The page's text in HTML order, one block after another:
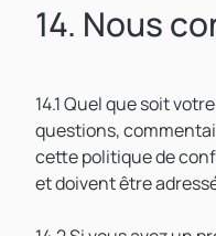
14. Nous
14.1 Quel que soit
questions,
cette politique de
et doivent être